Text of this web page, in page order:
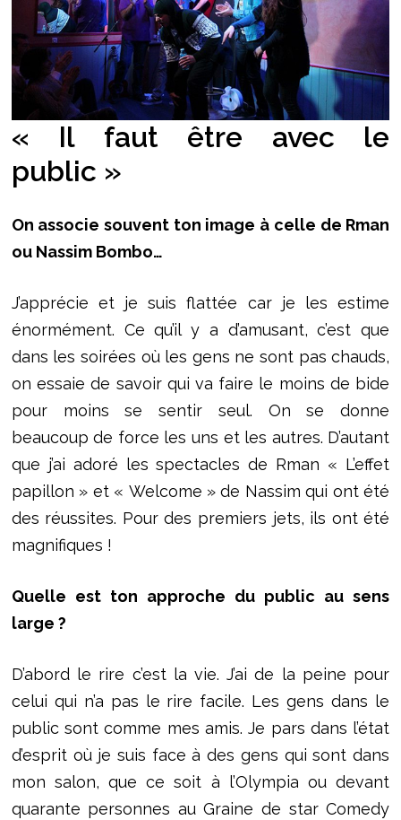
« Il faut être avec le
public »
On associe souvent ton image à celle de Rman
ou Nassim Bombo…
J’apprécie et je suis flattée car je les estime
énormément. Ce qu’il y a d’amusant, c’est que
dans les soirées où les gens ne sont pas chauds,
on essaie de savoir qui va faire le moins de bide
pour moins se sentir seul. On se donne
beaucoup de force les uns et les autres. D’autant
que j’ai adoré les spectacles de Rman « L’effet
papillon » et « Welcome » de Nassim qui ont été
des réussites. Pour des premiers jets, ils ont été
magnifiques !
Quelle est ton approche du public au sens
large ?
D’abord le rire c’est la vie. J’ai de la peine pour
celui qui n’a pas le rire facile. Les gens dans le
public sont comme mes amis. Je pars dans l’état
d’esprit où je suis face à des gens qui sont dans
mon salon, que ce soit à l’Olympia ou devant
quarante personnes au Graine de star Comedy